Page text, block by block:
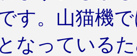
す。山猫機
なっている